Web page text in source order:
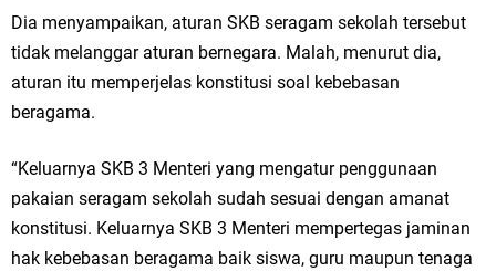
Dia menyampaikan, aturan SKB seragam sekolah tersebut
tidak melanggar aturan bernegara. Malah, menurut dia,
aturan itu memperjelas konstitusi soal kebebasan
beragama.
“Keluarnya SKB 3 Menteri yang mengatur penggunaan
pakaian seragam sekolah sudah sesuai dengan amanat
konstitusi. Keluarnya SKB 3 Menteri mempertegas jaminan
hak kebebasan beragama baik siswa, guru maupun tenaga